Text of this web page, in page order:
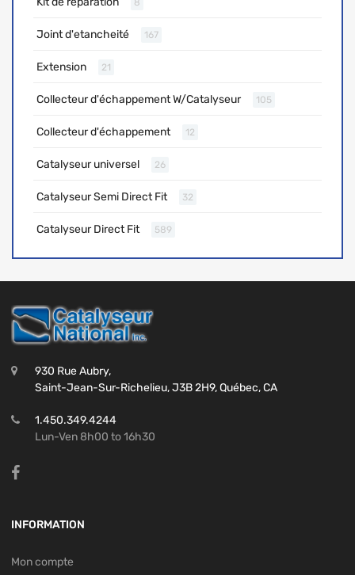
8
Joint d'etancheité 167
Extension 21
Collecteur d'échappement W/Catalyseur 105
Collecteur d'échappement 12
Catalyseur universel 26
Catalyseur Semi Direct Fit 32
Catalyseur Direct Fit 589
930 Rue Aubry,
Saint-Jean-Sur-Richelieu, J3B 2H9, Québec, CA
1.450.349.4244
Lun-Ven 8h00 to 16h30
INFORMATION
Mon compte